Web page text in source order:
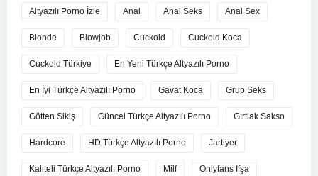
Altyazılı Porno İzle Anal Anal Seks Anal Sex
Blonde Blowjob Cuckold Cuckold Koca
Cuckold Türkiye En Yeni Türkçe Altyazılı Porno
En İyi Türkçe Altyazılı Porno Gavat Koca Grup Seks
Götten Sikiş Güncel Türkçe Altyazılı Porno Gırtlak Sakso
Hardcore HD Türkçe Altyazılı Porno Jartiyer
Kaliteli Türkçe Altyazılı Porno Milf Onlyfans Ifşa